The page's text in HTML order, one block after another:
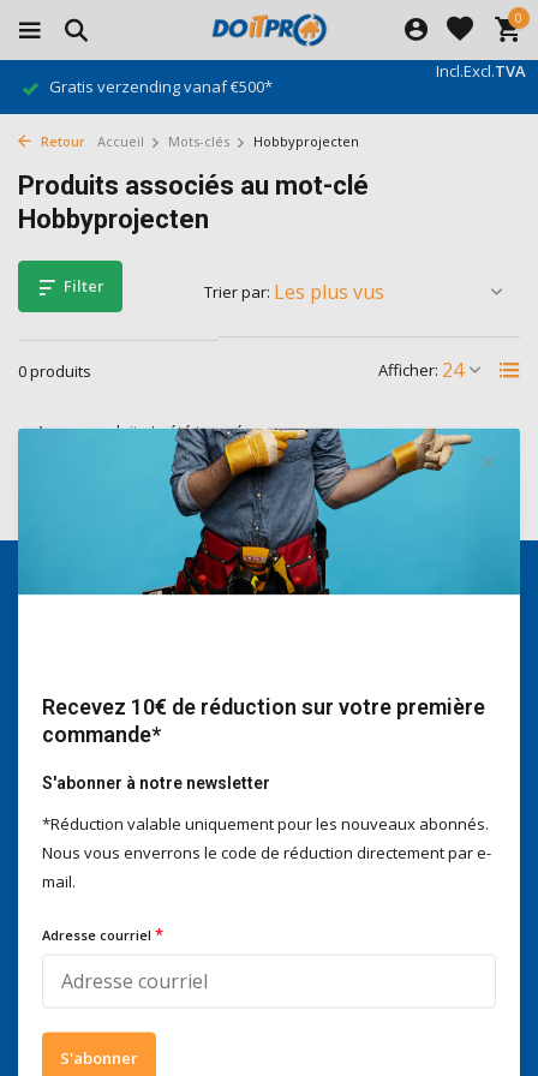
0
Incl.Excl.TVA
Gratis verzending vanaf €500*
Retour Accueil Mots-clés Hobbyprojecten
Produits associés au mot-clé
Hobbyprojecten
Filter
0 produits Afficher:
Trier par:
Aucun produit n'a été trouvé...
Telefonisch zijn we tijdens
kantooruren bereikbaar op
Nous obtenons un score de
Recevez 10€ de réduction sur votre première
commande*
S'abonner à notre newsletter
*Réduction valable uniquement pour les nouveaux abonnés.
Nous vous enverrons le code de réduction directement par e-
mail.
Adresse courriel *
S'abonner